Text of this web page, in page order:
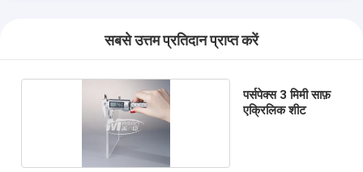
सबसे उत्तम प्रतिदान प्राप्त करें
पर्सपेक्स 3 मिमी साफ़
एक्रिलिक शीट